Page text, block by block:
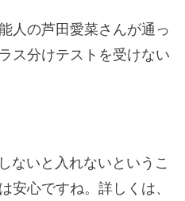
人の芦田愛菜さんが通っ
ス分けテストを受けない
ないと入れないというこ
安心ですね。詳しくは、